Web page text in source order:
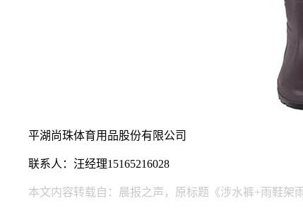
平湖尚珠体育用品股份有限公司
联系人：汪经理15165216028
本文内容转载自：晨报之声，原标题《涉水裤+雨鞋架